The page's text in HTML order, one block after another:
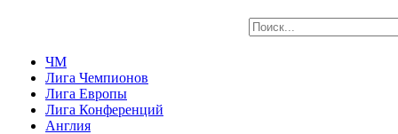
ЧМ
Лига Чемпионов
Лига Европы
Лига Конференций
Англия